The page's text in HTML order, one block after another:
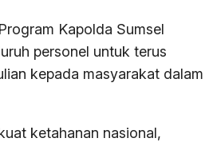
Kapolda Sumsel
personel untuk terus
kepada masyarakat dalam
ketahanan nasional,